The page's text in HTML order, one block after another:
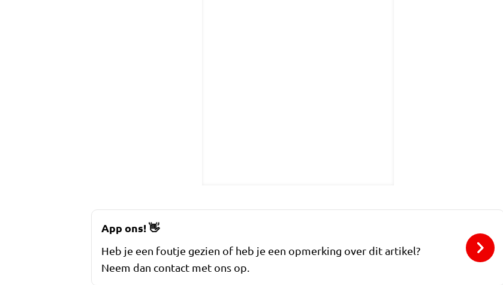
App ons!👋
Heb je een foutje gezien of heb je een opmerking over dit artikel?
Neem dan contact met ons op.